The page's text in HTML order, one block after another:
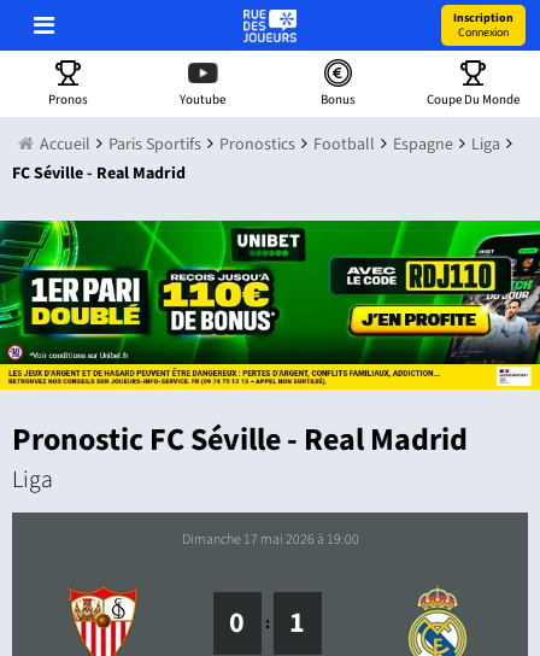
Inscription
Connexion
Pronos Youtube Bonus Coupe Du Monde
Accueil Paris Sportifs Pronostics Football Espagne
Liga
FC Séville - Real Madrid
Pronostic FC Séville - Real Madrid
Liga
0 : 1
dimanche 17 mai 2026 à 19:00